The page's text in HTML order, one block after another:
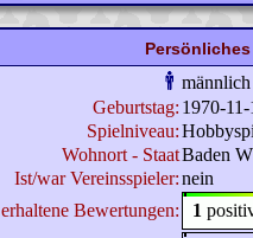
männlich
Geburtstag: 1970-
Spielniveau:
Wohnort - StaatBaden
Ist/war Vereinsspieler:nein
erhaltene Bewertungen:
1